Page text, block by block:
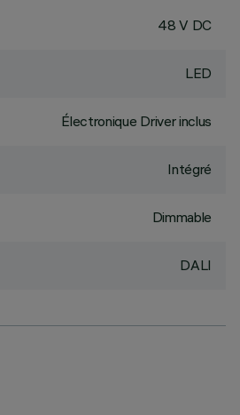
48 V DC
LED
Électronique Driver inclus
Intégré
Dimmable
DALI